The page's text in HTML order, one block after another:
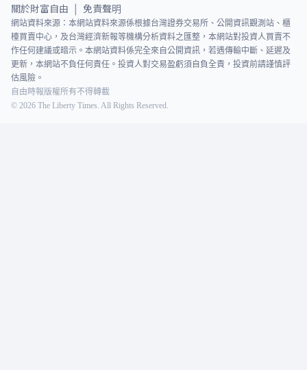
關於財富自由 免責聲明
網站資料來源：本網站資料來源係根據台灣證券交易所、公開資訊觀測站、櫃
檯買賣中心，及台灣經濟新報等機構分析資料之匯整，本網站對投資人買賣不
作任何建議或暗示。本網站資料係完全來自公開資訊，若遇傳輸中斷、延遲及
更新，本網站不負任何責任。投資人對交易盈虧須自負全責，投資前請謹慎評
估風險。
自由時報版權所有不得轉載
© 2026 The Liberty Times. All Rights Reserved.